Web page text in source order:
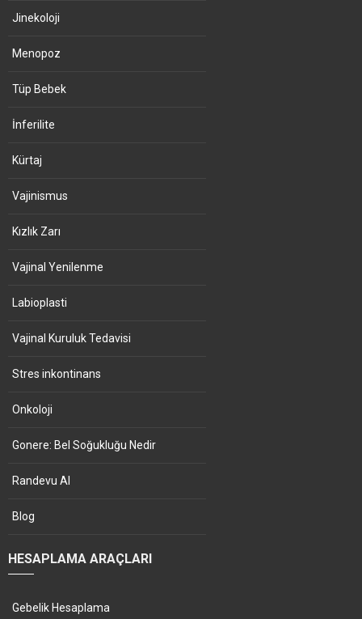
Jinekoloji
Menopoz
Tüp Bebek
İnferilite
Kürtaj
Vajinismus
Kızlık Zarı
Vajinal Yenilenme
Labioplasti
Vajinal Kuruluk Tedavisi
Stres inkontinans
Onkoloji
Gonere: Bel Soğukluğu Nedir
Randevu Al
Blog
HESAPLAMA ARAÇLARI
Gebelik Hesaplama